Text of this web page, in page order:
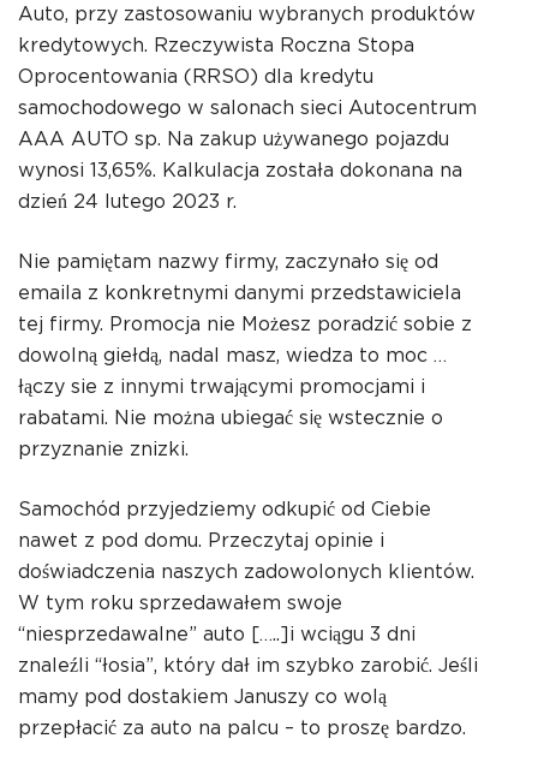
Auto, przy zastosowaniu wybranych produktów
kredytowych. Rzeczywista Roczna Stopa
Oprocentowania (RRSO) dla kredytu
samochodowego w salonach sieci Autocentrum
AAA AUTO sp. Na zakup używanego pojazdu
wynosi 13,65%. Kalkulacja została dokonana na
dzień 24 lutego 2023 r.
Nie pamiętam nazwy firmy, zaczynało się od
emaila z konkretnymi danymi przedstawiciela
tej firmy. Promocja nie Możesz poradzić sobie z
dowolną giełdą, nadal masz, wiedza to moc …
łączy sie z innymi trwającymi promocjami i
rabatami. Nie można ubiegać się wstecznie o
przyznanie znizki.
Samochód przyjedziemy odkupić od Ciebie
nawet z pod domu. Przeczytaj opinie i
doświadczenia naszych zadowolonych klientów.
W tym roku sprzedawałem swoje
“niesprzedawalne” auto […..]i wciągu 3 dni
znaleźli “łosia”, który dał im szybko zarobić. Jeśli
mamy pod dostakiem Januszy co wolą
przepłacić za auto na palcu – to proszę bardzo.